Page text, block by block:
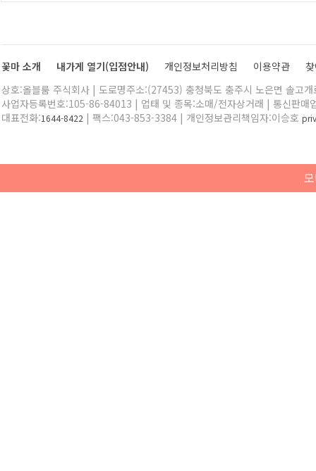
꽃마 소개 내가게 열기(입점안내) 개인정보처리방침 이용약관
상호:올블룸 주식회사 | 도로명주소:(27453) 충청북도 충주시 노은면 솔고
사업자등록번호:105-86-84013 | 업태 및 종목:소매/전자상거래 | 통신판매
대표전화:1644-8422 | 팩스:043-853-3384 | 개인정보관리책임자:이승호